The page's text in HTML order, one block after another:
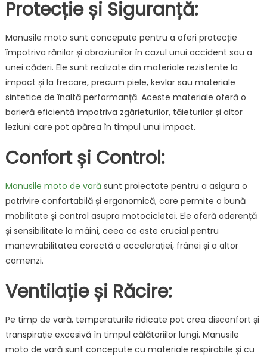
Protecție și Siguranță:
Manusile moto sunt concepute pentru a oferi protecție
împotriva rănilor și abraziunilor în cazul unui accident sau a
unei căderi. Ele sunt realizate din materiale rezistente la
impact și la frecare, precum piele, kevlar sau materiale
sintetice de înaltă performanță. Aceste materiale oferă o
barieră eficientă împotriva zgârieturilor, tăieturilor și altor
leziuni care pot apărea în timpul unui impact.
Confort și Control:
Manusile moto de varăsunt proiectate pentru a asigura o
potrivire confortabilă și ergonomică, care permite o bună
mobilitate și control asupra motocicletei. Ele oferă aderență
și sensibilitate la mâini, ceea ce este crucial pentru
manevrabilitatea corectă a accelerației, frânei și a altor
comenzi.
Ventilație și Răcire:
Pe timp de vară, temperaturile ridicate pot crea disconfort și
transpirație excesivă în timpul călătoriilor lungi. Manusile
moto de vară sunt concepute cu materiale respirabile și cu